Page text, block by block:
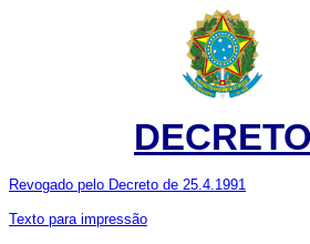
Revogado pelo Decreto de 25.4.1991
Texto para impressão